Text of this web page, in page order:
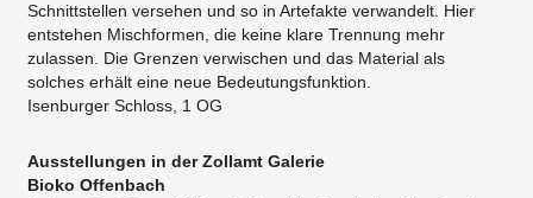
Schnittstellen versehen und so in Artefakte verwandelt. Hier
entstehen Mischformen, die keine klare Trennung mehr
zulassen. Die Grenzen verwischen und das Material als
solches erhält eine neue Bedeutungsfunktion.
Isenburger Schloss, 1 OG
Ausstellungen in der Zollamt Galerie
Bioko Offenbach